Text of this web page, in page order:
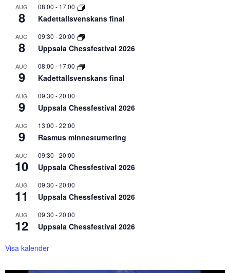
AUG
8
08:00 - 17:00
Kadettallsvenskans final
AUG
8
09:30 -20:00
Uppsala Chessfestival 2026
AUG
9
08:00 - 17:00
Kadettallsvenskans final
AUG
9
09:30 -20:00
Uppsala Chessfestival 2026
AUG
9
13:00 -22:00
Rasmus minnesturnering
AUG
10
09:30 -20:00
Uppsala Chessfestival 2026
AUG
11
09:30 -20:00
Uppsala Chessfestival 2026
AUG
12
09:30 -20:00
Uppsala Chessfestival 2026
Visa kalender